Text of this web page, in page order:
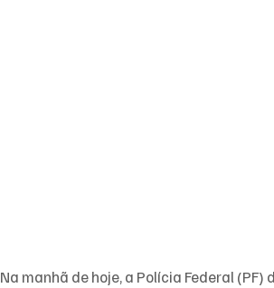
Na manhã de hoje, a Polícia Federal